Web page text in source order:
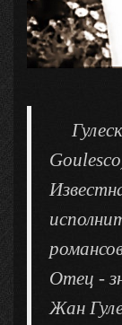
Отец -
Жан